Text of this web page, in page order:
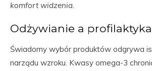
komfort widzenia.
Odżywianie a
Świadomy wybór produktów odgrywa
narządu wzroku. Kwasy omega-3